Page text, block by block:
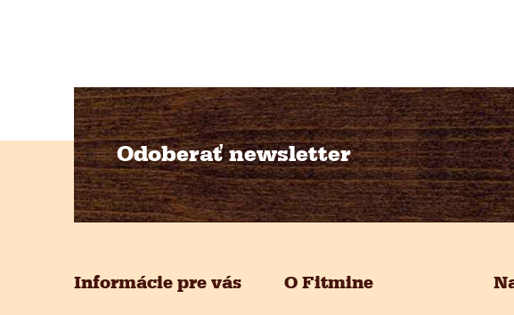
Odoberať newsletter
Informácie pre vás O Fitmine